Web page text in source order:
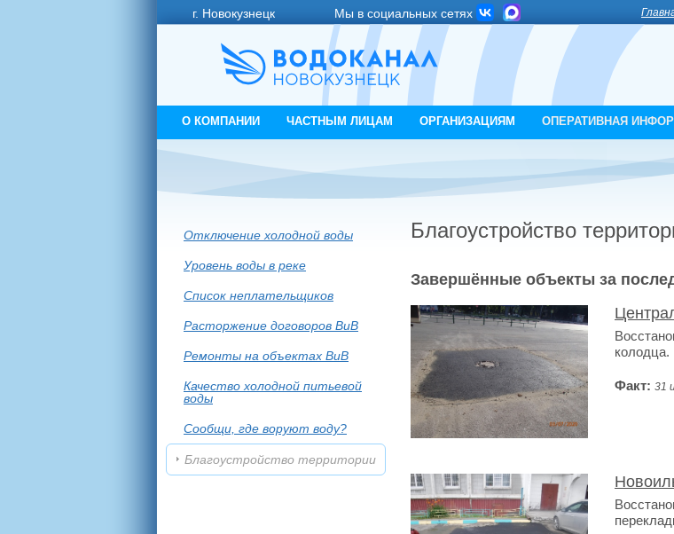
г. Новокузнецк Мы в социальных сетях
О КОМПАНИИ ЧАСТНЫМ ЛИЦАМ ОРГАНИЗАЦИЯМ ОПЕРАТИВНАЯ
Отключение холодной воды
Уровень воды в реке
Список неплательщиков
Расторжение договоров ВиВ
Ремонты на объектах ВиВ
Качество холодной питьевой
воды
Сообщи, где воруют воду?
Благоустройство территории
Благоустройство
Завершённые объекты за
колодца.
Факт: 31